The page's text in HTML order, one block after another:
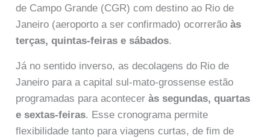
de Campo Grande (CGR) com destino ao Rio de
Janeiro (aeroporto a ser confirmado) ocorrerãoàs
terças, quintas-feiras e sábados.
Já no sentido inverso, as decolagens do Rio de
Janeiro para a capital sul-mato-grossense estão
programadas para aconteceràs segundas, quartas
e sextas-feiras. Esse cronograma permite
flexibilidade tanto para viagens curtas, de fim de